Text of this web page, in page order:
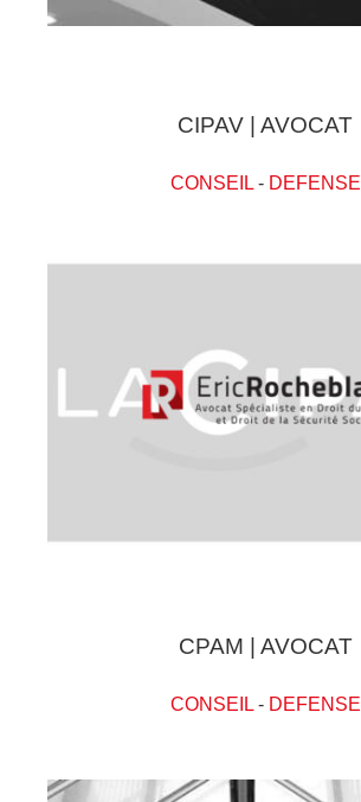
CIPAV | AVOCAT
CONSEIL- DEFENSE
CPAM | AVOCAT
CONSEIL- DEFENSE